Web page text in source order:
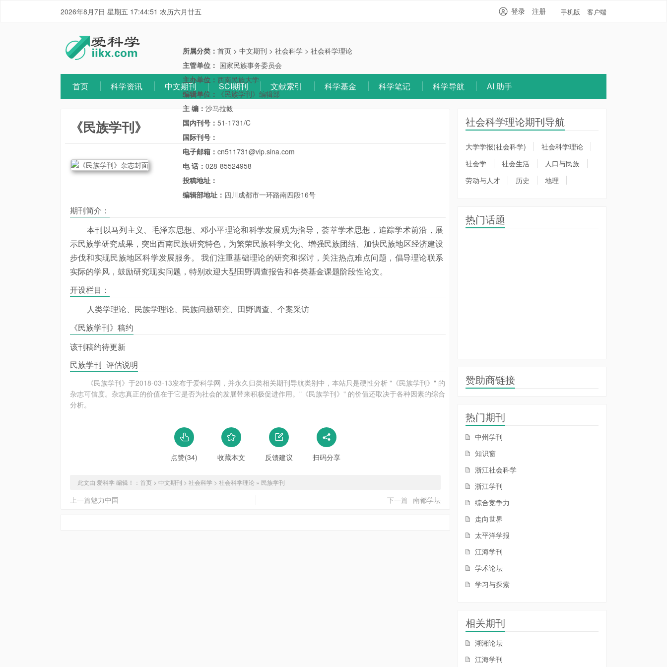
2026年8月7日 星期五 17:44:52 农历六月廿五 手机版 客户端
登录 注册
首页 科学资讯 中文期刊 SCI期刊 文献索引 科学基金 科学笔记 科学导航 AI 助手
《民族学刊》
所属分类：首页 >中文期刊 >社会科学 >社会科学理论
主管单位： 国家民族事务委员会
主办单位：西南民族大学
编辑单位：
《民族学刊》编辑部
主 编：沙马拉毅
国内刊号：51-1731/C
国际刊号：
电子邮箱：cn511731@vip.sina.com
电 话：028-85524958
投稿地址：
编辑部地址： 四川成都市一环路南四段16号
期刊简介：
本刊以马列主义、毛泽东思想、邓小平理论和科学发展观为指导，荟萃学术思想，追踪学术前沿，展
示民族学研究成果，突出西南民族研究特色，为繁荣民族科学文化、增强民族团结、加快民族地区经济建设
步伐和实现民族地区科学发展服务。 我们注重基础理论的研究和探讨，关注热点难点问题，倡导理论联系
实际的学风，鼓励研究现实问题，特别欢迎大型田野调查报告和各类基金课题阶段性论文。
开设栏目：
人类学理论、民族学理论、民族问题研究、田野调查、个案采访
《民族学刊》稿约
该刊稿约待更新
民族学刊_评估说明
《民族学刊》于2018-03-13发布于爱科学网，并永久归类相关期刊导航类别中，本站只是硬性分析 "《民族学刊》" 的
杂志可信度。杂志真正的价值在于它是否为社会的发展带来积极促进作用。"《民族学刊》" 的价值还取决于各种因素的综合
分析。
点赞(34) 收藏本文 反馈建议 扫码分享
此文由 爱科学 编辑！： 首页 > 中文期刊 > 社会科学 > 社会科学理论 » 民族学刊
上一篇魅力中国 下一篇 南都学坛
社会科学理论期刊导航
大学学报(社会科学)
社会科学理论
社会学
社会生活
人口与民族
劳动与人才
历史 地理
热门话题
赞助商链接
热门期刊
中州学刊
知识窗
浙江社会科学
浙江学刊
综合竞争力
走向世界
太平洋学报
江海学刊
学术论坛
学习与探索
相关期刊
湖湘论坛
江海学刊